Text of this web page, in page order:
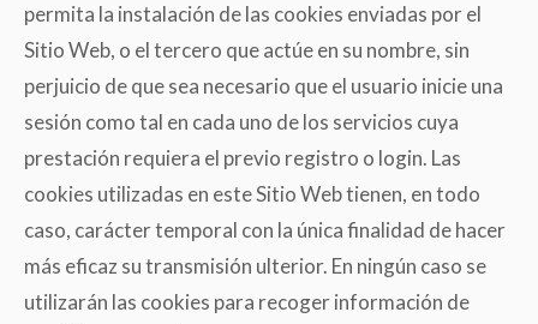
permita la instalación de las cookies enviadas por el
Sitio Web, o el tercero que actúe en su nombre, sin
perjuicio de que sea necesario que el usuario inicie una
sesión como tal en cada uno de los servicios cuya
prestación requiera el previo registro o login. Las
cookies utilizadas en este Sitio Web tienen, en todo
caso, carácter temporal con la única finalidad de hacer
más eficaz su transmisión ulterior. En ningún caso se
utilizarán las cookies para recoger información de